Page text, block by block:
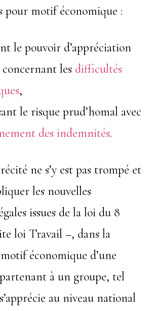
pour motif économique :
le pouvoir d’appréciation
concernant les difficultés
,
le risque prud’homal avec
des indemnités.
ne s’y est pas trompé et
les nouvelles
issues de la loi du 8
loi Travail –, dans la
économique d’une
à un groupe, tel
au niveau national